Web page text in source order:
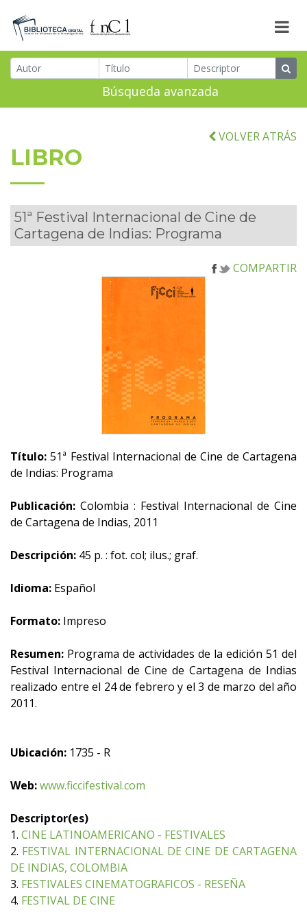
Búsqueda avanzada
VOLVER ATRÁS
LIBRO
51ª Festival Internacional de Cine de
Cartagena de Indias: Programa
COMPARTIR
Título: 51ª Festival Internacional de Cine de Cartagena
de Indias: Programa
Publicación: Colombia : Festival Internacional de Cine
de Cartagena de Indias, 2011
Descripción: 45 p. : fot. col; ilus.; graf.
Idioma: Español
Formato: Impreso
Resumen: Programa de actividades de la edición 51 del
Festival Internacional de Cine de Cartagena de Indias
realizado entre el 24 de febrero y el 3 de marzo del año
2011.
Ubicación: 1735 - R
Web:www.ficcifestival.com
Descriptor(es)
1. CINE LATINOAMERICANO - FESTIVALES
2. FESTIVAL INTERNACIONAL DE CINE DE CARTAGENA
DE INDIAS, COLOMBIA
3. FESTIVALES CINEMATOGRAFICOS - RESEÑA
4. FESTIVAL DE CINE